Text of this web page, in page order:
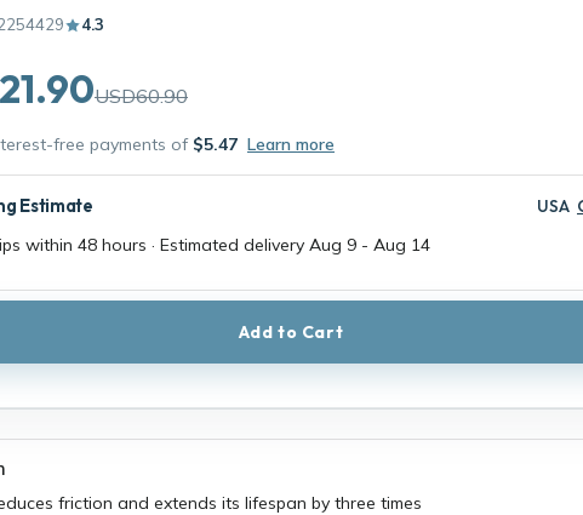
4.3
USD60.90
free payments of $5.47 Learn more
Estimate USA
within 48 hours · Estimated delivery Aug 9 - Aug 14
Add to Cart
friction and extends its lifespan by three times